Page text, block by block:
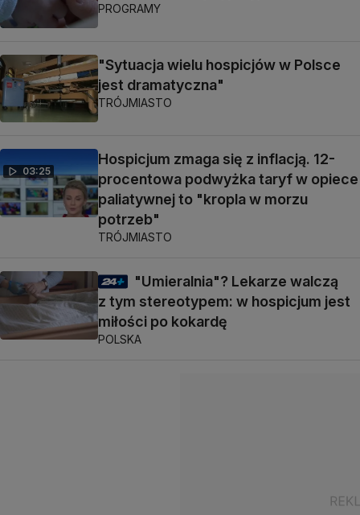
PROGRAMY
"Sytuacja wielu hospicjów w Polsce
jest dramatyczna"
TRÓJMIASTO
03:25
Hospicjum zmaga się z inflacją. 12-
procentowa podwyżka taryf w opiece
paliatywnej to "kropla w morzu
potrzeb"
TRÓJMIASTO
"Umieralnia"? Lekarze walczą
z tym stereotypem: w hospicjum jest
miłości po kokardę
POLSKA